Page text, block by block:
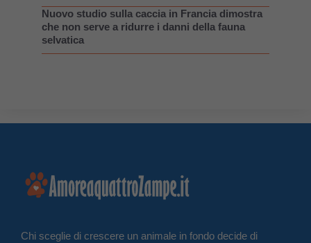
Nuovo studio sulla caccia in Francia dimostra
che non serve a ridurre i danni della fauna
selvatica
Chi sceglie di crescere un animale in fondo decide di